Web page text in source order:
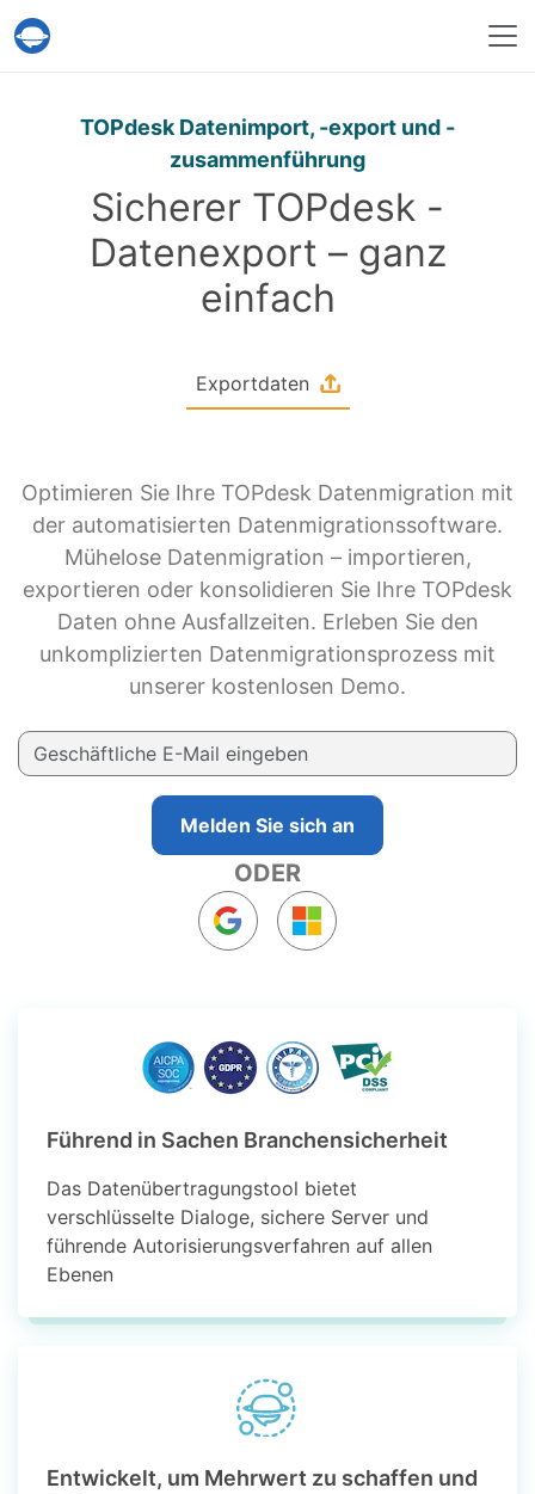
Help Desk Migration
TOPdesk Datenimport, -export und -
zusammenführung
Sicherer TOPdesk -
Datenexport – ganz
einfach
Optimieren Sie Ihre TOPdesk Datenmigration mit
der automatisierten Datenmigrationssoftware.
Mühelose Datenmigration – importieren,
exportieren oder konsolidieren Sie Ihre TOPdesk
Daten ohne Ausfallzeiten. Erleben Sie den
unkomplizierten Datenmigrationsprozess mit
unserer kostenlosen Demo.
Exportdaten
Melden Sie sich an
ODER
Führend in Sachen Branchensicherheit
Das Datenübertragungstool bietet
verschlüsselte Dialoge, sichere Server und
führende Autorisierungsverfahren auf allen
Ebenen
Entwickelt, um Mehrwert zu schaffen und